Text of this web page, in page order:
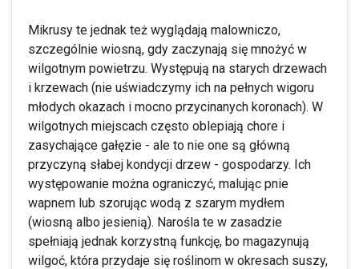
Mikrusy te jednak też wyglądają malowniczo,
szczególnie wiosną, gdy zaczynają się mnożyć w
wilgotnym powietrzu. Występują na starych drzewach
i krzewach (nie uświadczymy ich na pełnych wigoru
młodych okazach i mocno przycinanych koronach). W
wilgotnych miejscach często oblepiają chore i
zasychające gałęzie - ale to nie one są główną
przyczyną słabej kondycji drzew - gospodarzy. Ich
występowanie można ograniczyć, malując pnie
wapnem lub szorując wodą z szarym mydłem
(wiosną albo jesienią). Narośla te w zasadzie
spełniają jednak korzystną funkcję, bo magazynują
wilgoć, która przydaje się roślinom w okresach suszy,